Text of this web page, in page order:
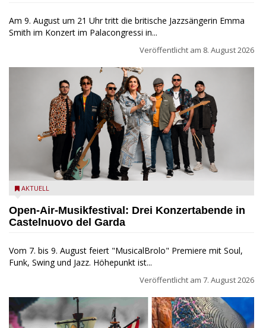
Am 9. August um 21 Uhr tritt die britische Jazzsängerin Emma
Smith im Konzert im Palacongressi in...
Veröffentlicht am 8. August 2026
Castelnuovo del Garda: Die "Dirotta su Cuba" zu Gast beim
AKTUELL
Open-Air-Musikfestival: Drei Konzertabende in
Castelnuovo del Garda
Vom 7. bis 9. August feiert "MusicalBrolo" Premiere mit Soul,
Funk, Swing und Jazz. Höhepunkt ist...
Veröffentlicht am 7. August 2026